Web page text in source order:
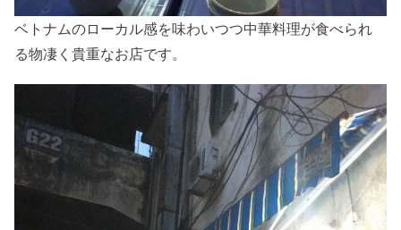
ベトナムのローカル感を味わいつつ中華料理が食べられ
る物凄く貴重なお店です。